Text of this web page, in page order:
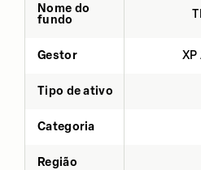
Nome do
fundo
Gestor
Tipo de ativo
Categoria
Região